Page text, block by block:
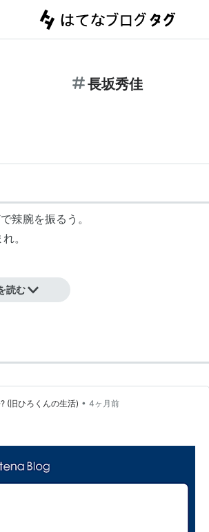
長坂秀佳
辣腕を振るう。
。
読む
(旧ひろくんの生活) • 4ヶ月前